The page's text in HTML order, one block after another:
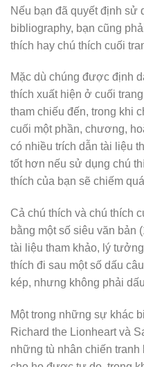
Nếu bạn đã quyết định sử
bibliography, bạn cũng
thích hay chú thích cuối
Mặc dù chúng được định
thích xuất hiện ở cuối
tham chiếu đến, trong khi
cuối một phần, chương,
có nhiều trích dẫn tài liệu
tốt hơn nếu sử dụng chú
thích của bạn sẽ chiếm
Cả chú thích và chú thích
bằng một số siêu văn bản
tài liệu tham khảo, lý
thích đi sau một số dấu
kép, nhưng không phải
Một trong những sự khác
Richard the Lionheart và
những tù nhân chiến